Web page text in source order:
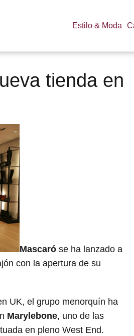
Estilo & Moda
tienda en
Mascaró se ha lanzado a
con la apertura de su
UK, el grupo menorquín ha
Marylebone, uno de las
en pleno West End.